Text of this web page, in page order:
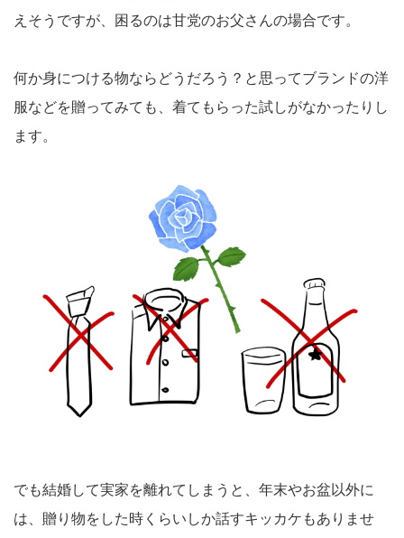
えそうですが、困るのは甘党のお父さんの場合です。
何か身につける物ならどうだろう？と思ってブランドの洋
服などを贈ってみても、着てもらった試しがなかったりし
ます。
でも結婚して実家を離れてしまうと、年末やお盆以外に
は、贈り物をした時くらいしか話すキッカケもありませ